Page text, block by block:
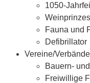
1050-
Fauna und
Defibrillator
Vereine/Verbände
Bauern-
Freiwillige